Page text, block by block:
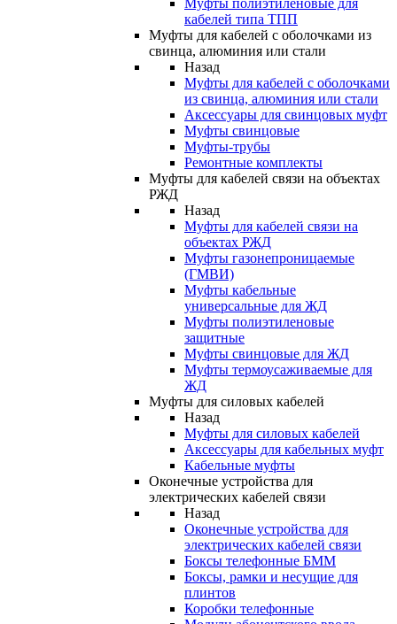
Муфты полиэтиленовые для
кабелей типа ТПП
Муфты для кабелей с оболочками из
свинца, алюминия или стали
Назад
Муфты для кабелей с оболочками
из свинца, алюминия или стали
Аксессуары для свинцовых муфт
Муфты свинцовые
Муфты-трубы
Ремонтные комплекты
Муфты для кабелей связи на объектах
РЖД
Назад
Муфты для кабелей связи на
объектах РЖД
Муфты газонепроницаемые
(ГМВИ)
Муфты кабельные
универсальные для ЖД
Муфты полиэтиленовые
защитные
Муфты свинцовые для ЖД
Муфты термоусаживаемые для
ЖД
Муфты для силовых кабелей
Назад
Муфты для силовых кабелей
Аксессуары для кабельных муфт
Кабельные муфты
Оконечные устройства для
электрических кабелей связи
Назад
Оконечные устройства для
электрических кабелей связи
Боксы телефонные БММ
Боксы, рамки и несущие для
плинтов
Коробки телефонные